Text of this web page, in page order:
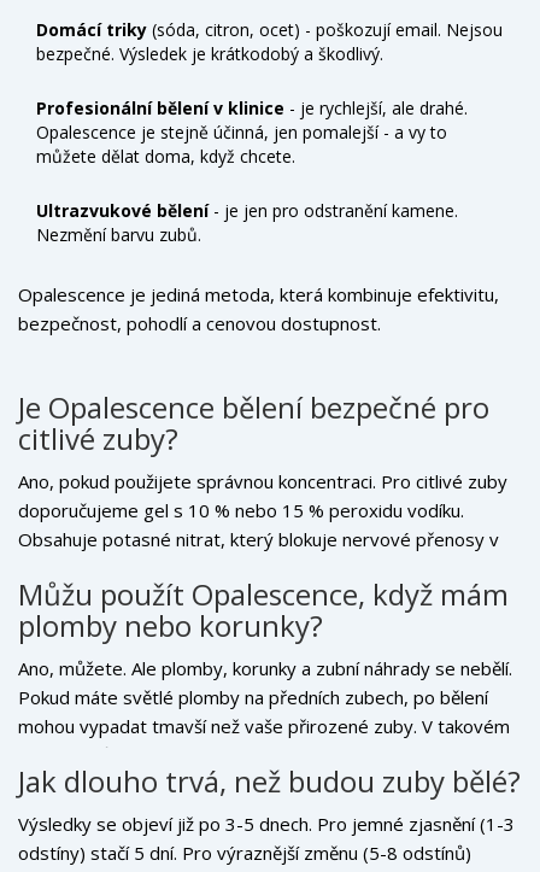
Domácí triky (sóda, citron, ocet) - poškozují email. Nejsou
bezpečné. Výsledek je krátkodobý a škodlivý.
Profesionální bělení v klinice - je rychlejší, ale drahé.
Opalescence je stejně účinná, jen pomalejší - a vy to
můžete dělat doma, když chcete.
Ultrazvukové bělení- je jen pro odstranění kamene.
Nezmění barvu zubů.
Opalescence je jediná metoda, která kombinuje efektivitu,
bezpečnost, pohodlí a cenovou dostupnost.
Je Opalescence bělení bezpečné pro
citlivé zuby?
Ano, pokud použijete správnou koncentraci. Pro citlivé zuby
doporučujeme gel s 10 % nebo 15 % peroxidu vodíku.
Obsahuje potasné nitrat, který blokuje nervové přenosy v
nebo přerušíte na den. Většina lidí s citlivostí získá výsledek
bez problémů.
Můžu použít Opalescence, když mám
plomby nebo korunky?
Ano, můžete. Ale plomby, korunky a zubní náhrady se nebělí.
Pokud máte světlé plomby na předních zubech, po bělení
mohou vypadat tmavší než vaše přirozené zuby. V takovém
případě můžete po bělení navštívit zubního lékaře - a on
plomby jednoduše nahradí novými, které budou odpovídat
vaší nové barvě.
Jak dlouho trvá, než budou zuby bělé?
Výsledky se objeví již po 3-5 dnech. Pro jemné zjasnění (1-3
odstíny) stačí 5 dní. Pro výraznější změnu (5-8 odstínů)